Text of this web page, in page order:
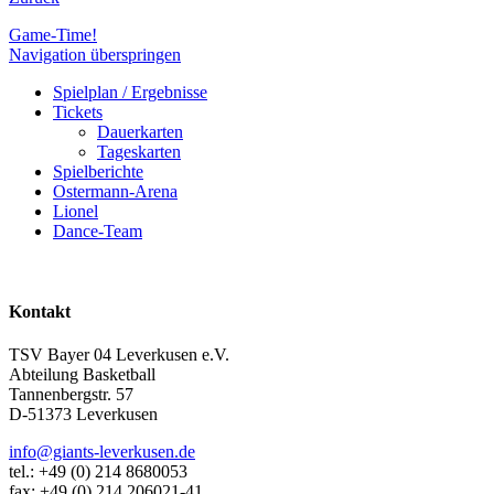
Game-Time!
Navigation überspringen
Spielplan / Ergebnisse
Tickets
Dauerkarten
Tageskarten
Spielberichte
Ostermann-Arena
Lionel
Dance-Team
Kontakt
TSV Bayer 04 Leverkusen e.V.
Abteilung Basketball
Tannenbergstr. 57
D-51373 Leverkusen
info@giants-leverkusen.de
tel.: +49 (0) 214 8680053